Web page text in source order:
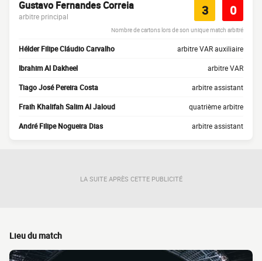
Gustavo Fernandes Correia
arbitre principal 3 0
Nombre de cartons lors de son unique match arbitré
Hélder Filipe Cláudio Carvalho arbitre VAR auxiliaire
Ibrahim Al Dakheel arbitre VAR
Tiago José Pereira Costa arbitre assistant
Fraih Khalifah Salim Al Jaloud quatrième arbitre
André Filipe Nogueira Dias arbitre assistant
LA SUITE APRÈS CETTE PUBLICITÉ
Lieu du match